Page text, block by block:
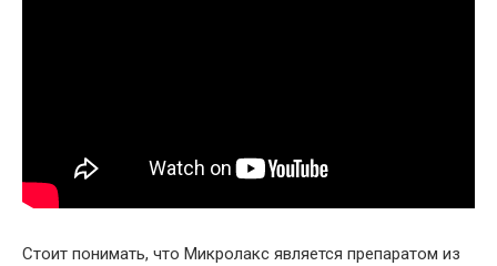
Стоит понимать, что Микролакс является препаратом из